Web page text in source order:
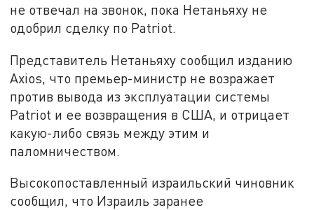
не отвечал на звонок, пока Нетаньяху не
одобрил сделку по Patriot.
Представитель Нетаньяху сообщил изданию
Axios, что премьер-министр не возражает
против вывода из эксплуатации системы
Patriot и ее возвращения в США, и отрицает
какую-либо связь между этим и
паломничеством.
Высокопоставленный израильский чиновник
сообщил, что Израиль заранее